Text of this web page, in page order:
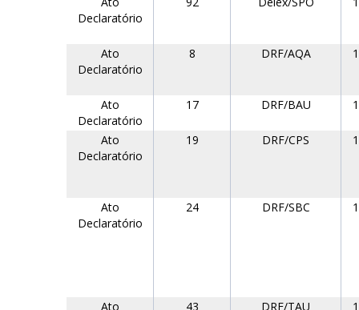
Declaratório
Ato
Declaratório
8 DRF/AQA
Ato
Declaratório
17 DRF/BAU
Ato
Declaratório
19 DRF/CPS
Ato
Declaratório
24 DRF/SBC
Ato
43 DRF/TAU